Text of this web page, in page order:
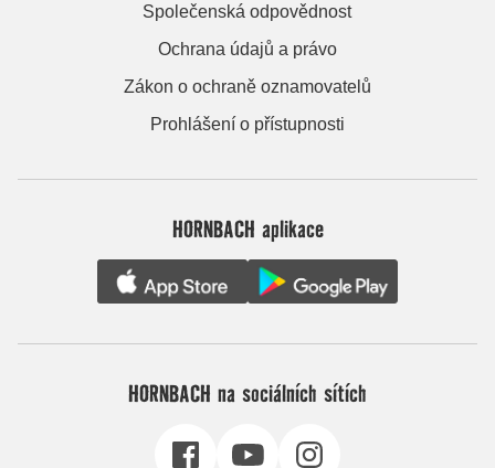
Společenská odpovědnost
Ochrana údajů a právo
Zákon o ochraně oznamovatelů
Prohlášení o přístupnosti
HORNBACH aplikace
HORNBACH na sociálních sítích